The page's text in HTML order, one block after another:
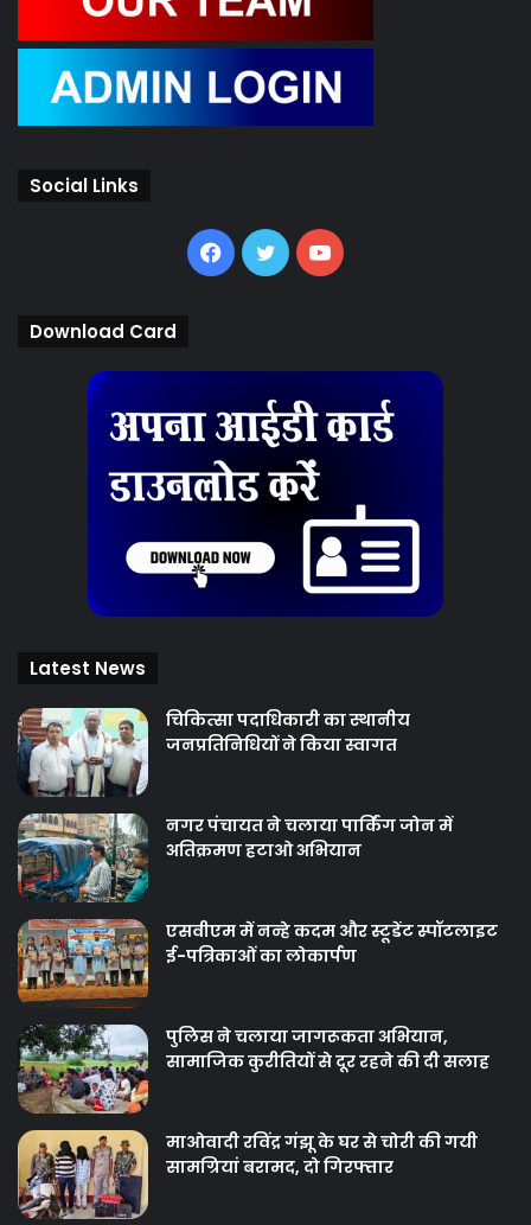
Social Links
Facebook
TwitterYouTube
Download Card
Latest News
चिकित्‍सा पदाधिकारी का स्थानीय
जनप्रतिनिधियों ने किया स्वागत
नगर पंचायत ने चलाया पार्किंग जोन में
अतिक्रमण हटाओ अभियान
एसवीएम में नन्हे कदम और स्टूडेंट स्पॉटलाइट
ई-पत्रिकाओं का लोकार्पण
पुलिस ने चलाया जागरूकता अभियान,
सामाजिक कुरीतियों से दूर रहने की दी सलाह
माओवादी रविंद्र गंझू के घर से चोरी की गयी
सामग्रियां बरामद, दो गिरफ्तार